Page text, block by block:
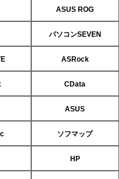
ASUS ROG
パソコンSEVEN
ASRock
CData
ASUS
ソフマップ
HP